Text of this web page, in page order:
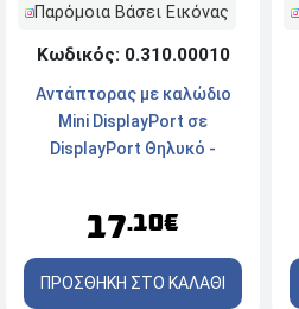
Παρόμοια Βάσει Εικόνας
Κωδικός: 0.310.00010
Αντάπτορας με καλώδιο
Mini DisplayPort σε
DisplayPort Θηλυκό -
17.10€
ΠΡΟΣΘΗΚΗ ΣΤΟ ΚΑΛΑΘΙ